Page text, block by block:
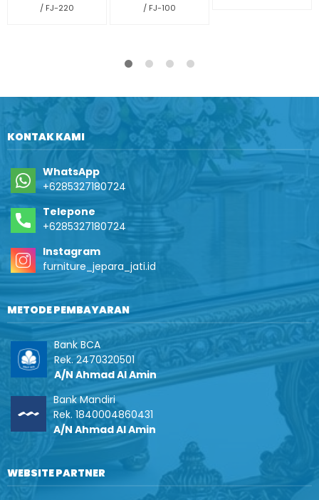
/ FJ-220 / FJ-100
KONTAK KAMI
WhatsApp
+6285327180724
Telepone
+6285327180724
Instagram
furniture_jepara_jati.id
METODE PEMBAYARAN
Bank BCA
Rek. 2470320501
A/N Ahmad Al Amin
Bank Mandiri
Rek. 1840004860431
A/N Ahmad Al Amin
WEBSITE PARTNER